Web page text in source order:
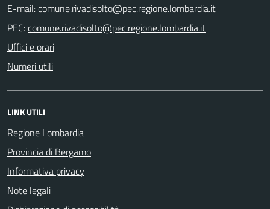
E-mail:
PEC:
Uffici e orari
Numeri utili
LINK UTILI
Regione Lombardia
Provincia di Bergamo
Informativa privacy
Note legali